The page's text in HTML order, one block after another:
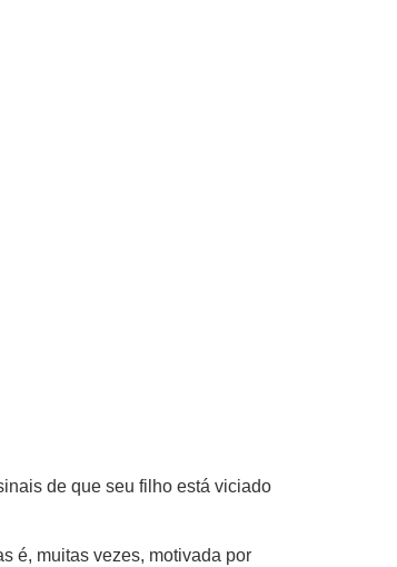
de que seu filho está viciado
é, muitas vezes, motivada por